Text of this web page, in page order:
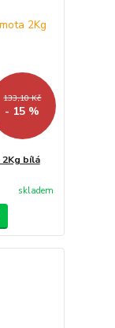
133,10 Kč
- 15 %
bílá
skladem